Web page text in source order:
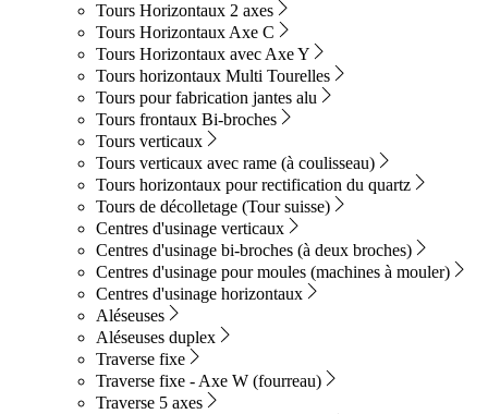
Tours Horizontaux 2 axes
Tours Horizontaux Axe C
Tours Horizontaux avec Axe Y
Tours horizontaux Multi Tourelles
Tours pour fabrication jantes alu
Tours frontaux Bi-broches
Tours verticaux
Tours verticaux avec rame (à coulisseau)
Tours horizontaux pour rectification du quartz
Tours de décolletage (Tour suisse)
Centres d'usinage verticaux
Centres d'usinage bi-broches (à deux broches)
Centres d'usinage pour moules (machines à mouler)
Centres d'usinage horizontaux
Aléseuses
Aléseuses duplex
Traverse fixe
Traverse fixe - Axe W (fourreau)
Traverse 5 axes